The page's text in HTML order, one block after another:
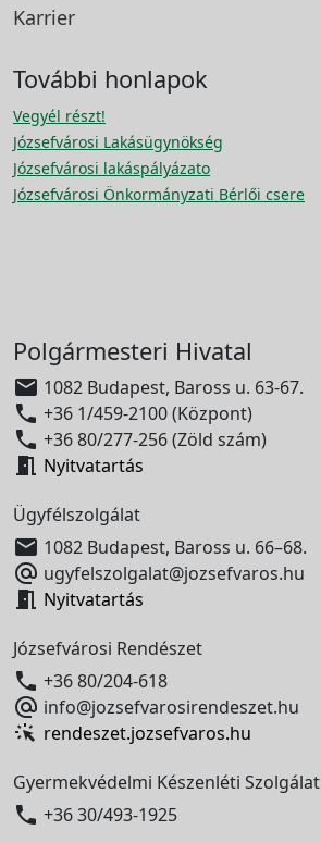
Karrier
További honlapok
Vegyél részt!
Józsefvárosi Lakásügynökség
Józsefvárosi lakáspályázato
Józsefvárosi Önkormányzati Bérlői csere
Polgármesteri Hivatal
 1082 Budapest, Baross u. 63-67.
 +36 1/459-2100 (Központ)
 +36 80/277-256 (Zöld szám)
 Nyitvatartás
Ügyfélszolgálat
 1082 Budapest, Baross u. 66–68.
 ugyfelszolgalat@jozsefvaros.hu
 Nyitvatartás
Józsefvárosi Rendészet
 +36 80/204-618
 info@jozsefvarosirendeszet.hu
rendeszet.jozsefvaros.hu
Gyermekvédelmi Készenléti Szolgálat
 +36 30/493-1925